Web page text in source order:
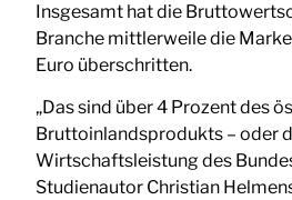
Insgesamt hat die
Branche mittlerweile die
Euro überschritten.
„Das sind über 4 Prozent des
Bruttoinlandsprodukts – oder
Wirtschaftsleistung des
Studienautor Christian